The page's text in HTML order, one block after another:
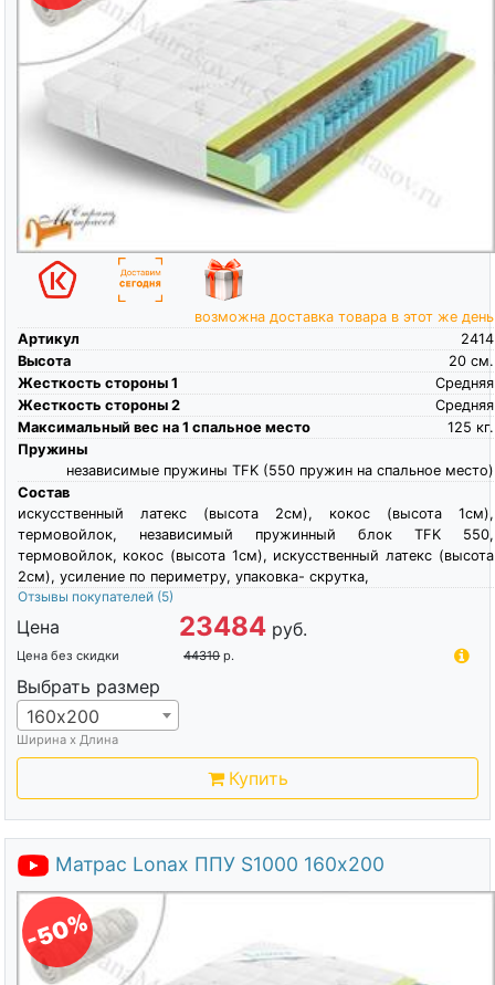
возможна доставка товара в этот же день
Артикул
2414
Высота
см.
20
Жесткость стороны 1
Средняя
Жесткость стороны 2
Средняя
Максимальный вес на 1 спальное место
кг.
125
Пружины
независимые пружины TFK (550 пружин на спальное место)
Состав
искусственный латекс (высота 2см), кокос (высота 1см),
термовойлок, независимый пружинный блок TFK 550,
термовойлок, кокос (высота 1см), искусственный латекс (высота
2см), усиление по периметру, упаковка- скрутка,
Отзывы покупателей (5)
Цена 23484 руб.
Цена без скидки 44310 р.
Выбрать размер
160х200
Ширина х Длина
Купить
Матрас Lonax ППУ S1000 160х200
-50%